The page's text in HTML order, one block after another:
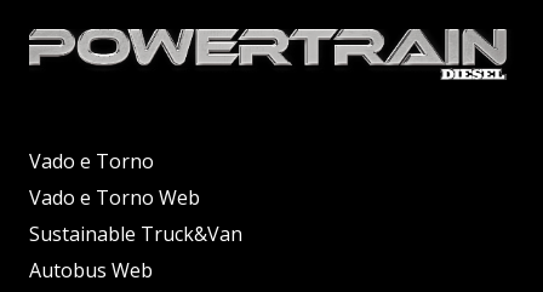
Vado e Torno
Vado e Torno Web
Sustainable Truck&Van
Autobus Web